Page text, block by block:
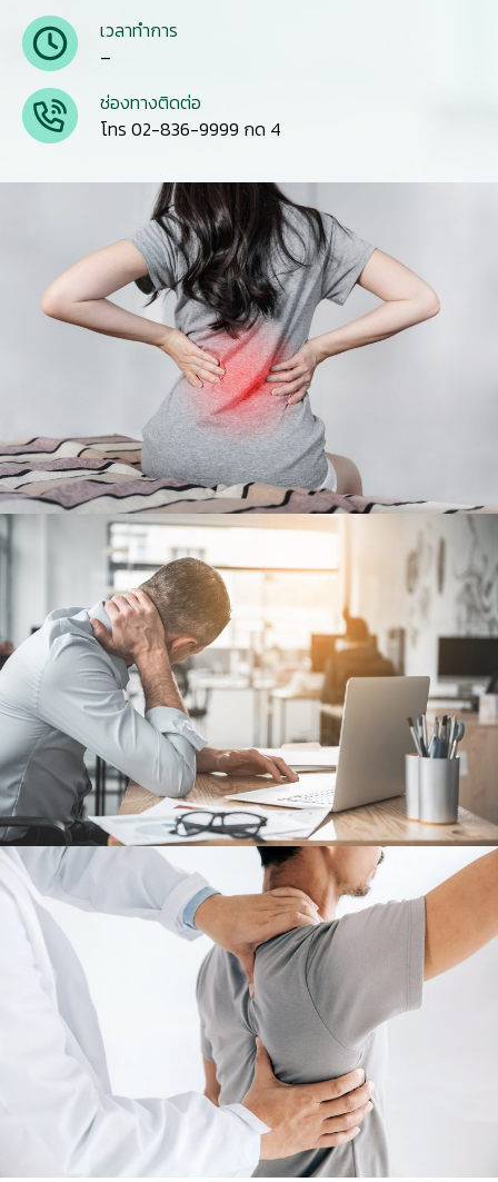
เวลาทำการ
–
ช่องทางติดต่อ
โทร 02-836-9999 กด 4